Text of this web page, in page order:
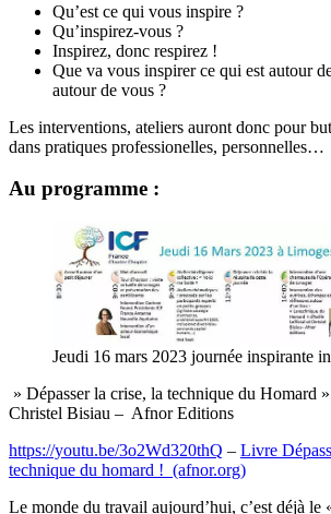
Qu’est ce qui vous inspire ?
Qu’inspirez-vous ?
Inspirez, donc respirez !
Que va vous inspirer ce qui est autour
autour de vous ?
Les interventions, ateliers auront donc pour
dans pratiques professionelles, personnelles…
Au programme :
Jeudi 16 mars 2023 journée inspirante
» Dépasser la crise, la technique du Homard
Christel Bisiau – Afnor Editions
https://youtu.be/3o2Wd320thQ – Livre
technique du homard ! (afnor.org)
Le monde du travail aujourd’hui, c’est déjà le